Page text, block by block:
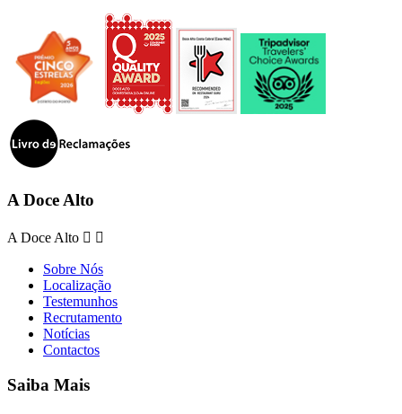
A Doce Alto
A Doce Alto  
Sobre Nós
Localização
Testemunhos
Recrutamento
Notícias
Contactos
Saiba Mais